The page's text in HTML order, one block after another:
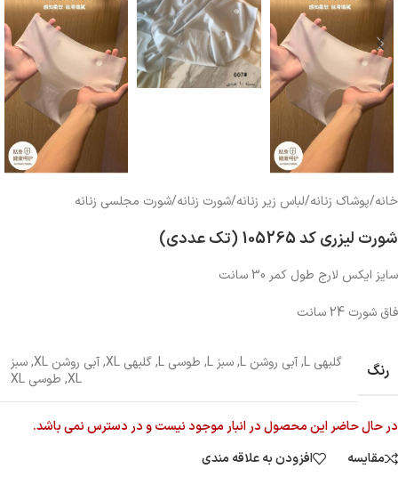
خانه/پوشاک زنانه/لباس زیر زنانه/شورت زنانه/شورت مجلسی زنانه
شورت لیزری کد 105265 (تک عددی)
سایز ایکس لارج طول کمر 30 سانت
فاق شورت 24 سانت
رنگ گلبهی L ,آبی روشن L ,سبز L , طوسی L ,گلبهی XL ,آبی روشن XL ,سبز
XL
, طوسی XL
در حال حاضر این محصول در انبار موجود نیست و در دسترس نمی باشد.
مقایسه
افزودن به علاقه مندی